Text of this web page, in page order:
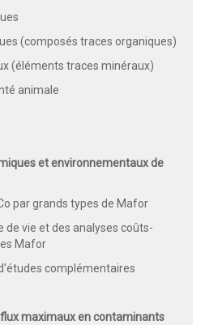
(composés traces organiques)
(éléments traces minéraux)
animale
et environnementaux de
par grands types de Mafor
de vie et des analyses coûts-
Mafor
complémentaires
maximaux en contaminants